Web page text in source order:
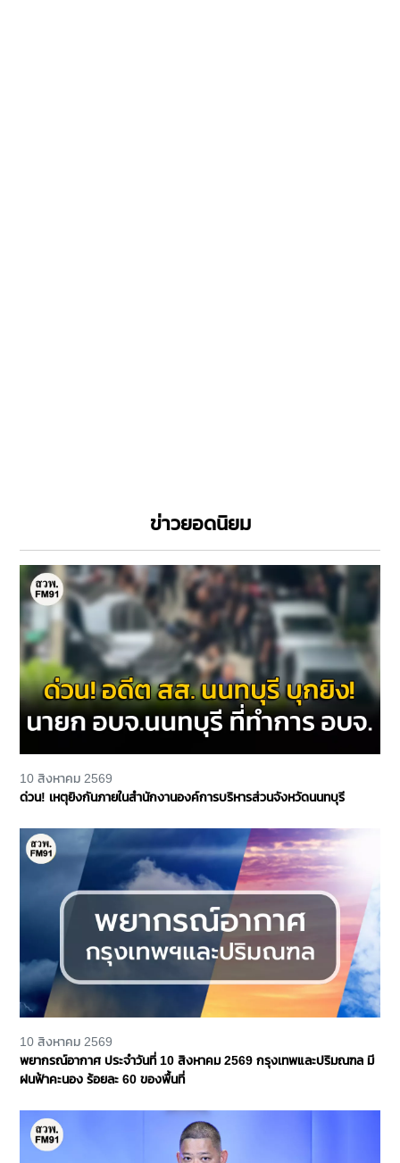
ข่าวยอดนิยม
10 สิงหาคม 2569
ด่วน! เหตุยิงกันภายในสำนักงานองค์การบริหารส่วนจังหวัดนนทบุรี
10 สิงหาคม 2569
พยากรณ์อากาศ ประจำวันที่ 10 สิงหาคม 2569 กรุงเทพและปริมณฑล มี
ฝนฟ้าคะนอง ร้อยละ 60 ของพื้นที่